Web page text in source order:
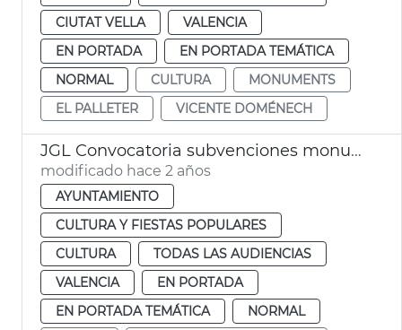
CIUTAT VELLA
VALENCIA
EN PORTADA
EN PORTADA TEMÁTICA
NORMAL
CULTURA
MONUMENTS
EL PALLETER
VICENTE DOMÉNECH
JGL Convocatoria subvenciones monumentos falleros 2024
modificado hace 2 años
AYUNTAMIENTO
CULTURA Y FIESTAS POPULARES
CULTURA
TODAS LAS AUDIENCIAS
VALENCIA
EN PORTADA
EN PORTADA TEMÁTICA
NORMAL